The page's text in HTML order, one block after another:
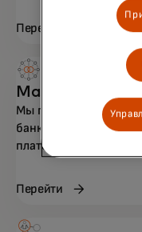
Перейти
Mastercard
Мы приносим
банковскую сферу и
платежные сервисы.
Перейти